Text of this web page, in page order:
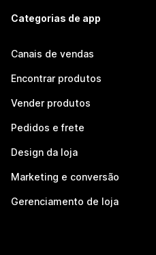
Categorias de app
Canais de vendas
Encontrar produtos
Vender produtos
Pedidos e frete
Design da loja
Marketing e conversão
Gerenciamento de loja